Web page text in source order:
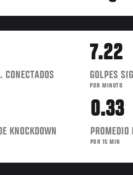
CONECTADOS
7.22
GOLPES
POR MINUTO
KNOCKDOWN
0.33
POR 15 MIN